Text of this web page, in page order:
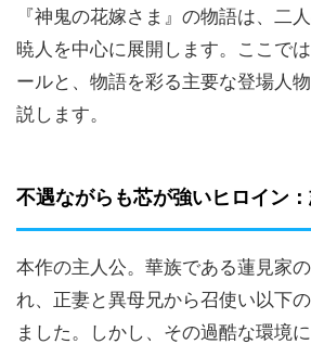
『神鬼の花嫁さま』の物語は、二
暁人を中心に展開します。ここで
ールと、物語を彩る主要な登場人
説します。
不遇ながらも芯が強いヒロイン：
本作の主人公。華族である蓮見家
れ、正妻と異母兄から召使い以下
ました。しかし、その過酷な環境